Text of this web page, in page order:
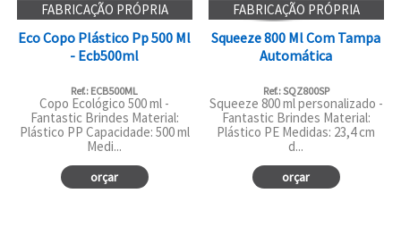
FABRICAÇÃO PRÓPRIA
Eco Copo Plástico Pp 500 Ml
- Ecb500ml
Ref.: ECB500ML
Copo Ecológico 500 ml -
Fantastic Brindes Material:
Plástico PP Capacidade: 500 ml
Medi...
orçar
FABRICAÇÃO PRÓPRIA
Squeeze 800 Ml Com Tampa
Automática
Ref.: SQZ800SP
Squeeze 800 ml personalizado -
Fantastic Brindes Material:
Plástico PE Medidas: 23,4 cm
d...
orçar